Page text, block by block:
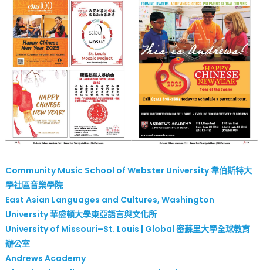
Community Music School of Webster University 韋伯斯特大
學社區音樂學院
East Asian Languages and Cultures, Washington
University 華盛頓大學東亞語言與文化所
University of Missouri–St. Louis | Global 密蘇里大學全球教育
辦公室
Andrews Academy